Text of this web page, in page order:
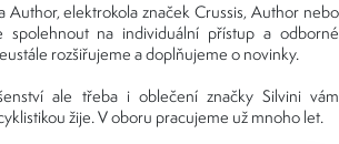
Author, elektrokola značek Crussis, Author nebo
spolehnout na individuální přístup a odborné
rozšiřujeme a doplňujeme o novinky.
ale třeba i oblečení značky Silvini vám
žije. V oboru pracujeme už mnoho let.